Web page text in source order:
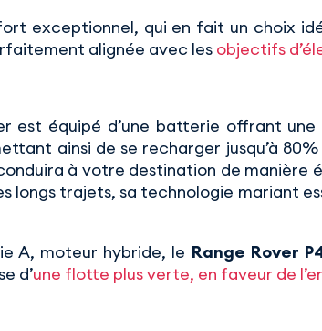
exceptionnel, qui en fait un choix
alignée avec les objectifs
est équipé d’une batterie offrant
ainsi de se recharger jusqu’à 80%
à votre destination de manière
longs trajets, sa technologie mariant
A, moteur hybride, le Range Rover
d’une flotte plus verte, en faveur de